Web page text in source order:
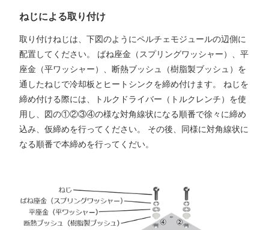
ねじによる取り付け
取り付けねじは、下図のようにペルチェモジュールの辺側に
配置してください。 ばね座金（スプリングワッシャー）、平
座金（平ワッシャー）、断熱ブッシュ（樹脂製ブッシュ）を
通したねじで冷却板とヒートシンクを締め付けます。 ねじを
締め付ける際には、トルクドライバー（トルクレンチ）を使
用し、図の①②③④の様な対角線状になる順番で徐々に締め
込み、仮締めを行ってください。 その後、同様に対角線状に
なる順番で本締めを行ってくだい。